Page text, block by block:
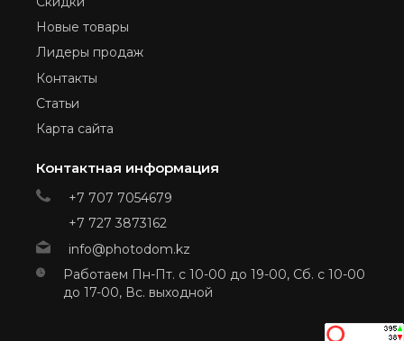
Новые товары
Лидеры продаж
Контакты
Статьи
Карта сайта
Контактная информация
+7 707 7054679
+7 727 3873162
info@photodom.kz
Работаем Пн-Пт. с 10-00 до 19-00, Сб. с 10-00
до 17-00, Вс. выходной